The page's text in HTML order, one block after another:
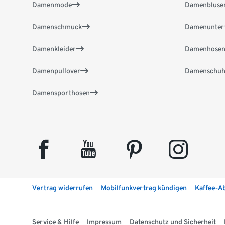
Damenmode
Damenschmuck
Damenkleider
Damenpullover
Damensporthosen
Damenhosen
facebook youtube pinterest instagram
Vertrag widerrufen Mobilfunkvertrag kündigen Kaffee-
Service & Hilfe Impressum Datenschutz und Sicherheit